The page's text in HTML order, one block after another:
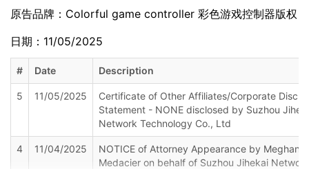
原告品牌： Colorful game controller 彩色游戏控制器版权
日期：11/05/2025
# Date Description
5 11/05/2025
Certificate of Other Affiliates/Corporate
Statement - NONE disclosed by Suzhou
Network Technology Co., Ltd
4 11/04/2025
NOTICE of Attorney Appearance by Meghan
Medacier on behalf of Suzhou Jihekai Network